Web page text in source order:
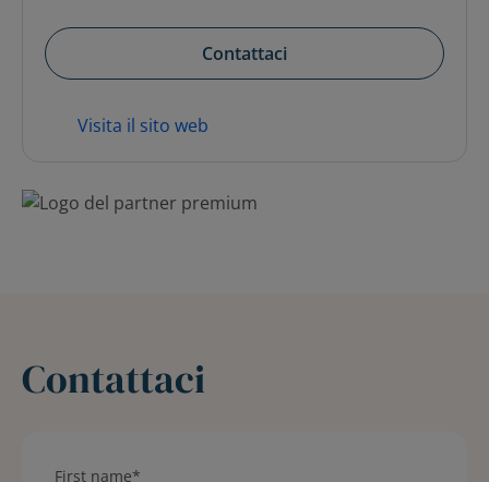
Contattaci
Visita il sito web
Contattaci
First name*